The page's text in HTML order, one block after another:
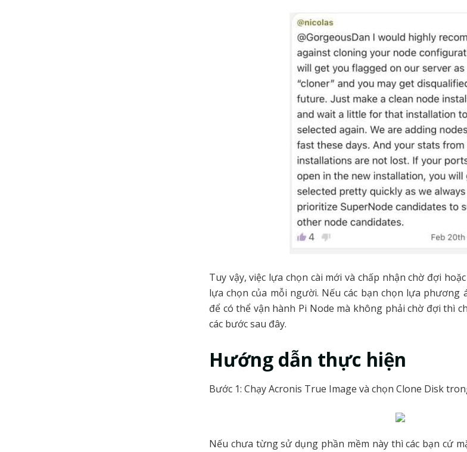
Tuy vậy, việc lựa chọn cài mới và chấp nhận chờ đợi
lựa chọn của mỗi người. Nếu các bạn chọn lựa phương
để có thể vận hành Pi Node mà không phải chờ đợi thì
các bước sau đây.
Hướng dẫn thực hiện
Bước 1: Chạy Acronis True Image và chọn Clone Disk
Nếu chưa từng sử dụng phần mềm này thì các bạn cứ